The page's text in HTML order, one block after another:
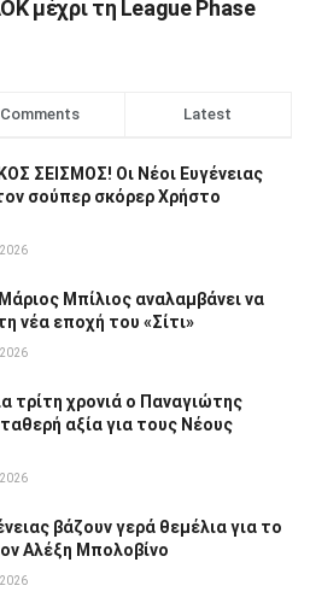
μέχρι τη League Phase
Comments Latest
ΣΕΙΣΜΟΣ! Οι Νέοι Ευγένειας
σούπερ σκόρερ Χρήστο
Μπίλιος αναλαμβάνει να
νέα εποχή του «Σίτι»
τρίτη χρονιά ο Παναγιώτης
αξία για τους Νέους
βάζουν γερά θεμέλια για το
Αλέξη Μπολοβίνο